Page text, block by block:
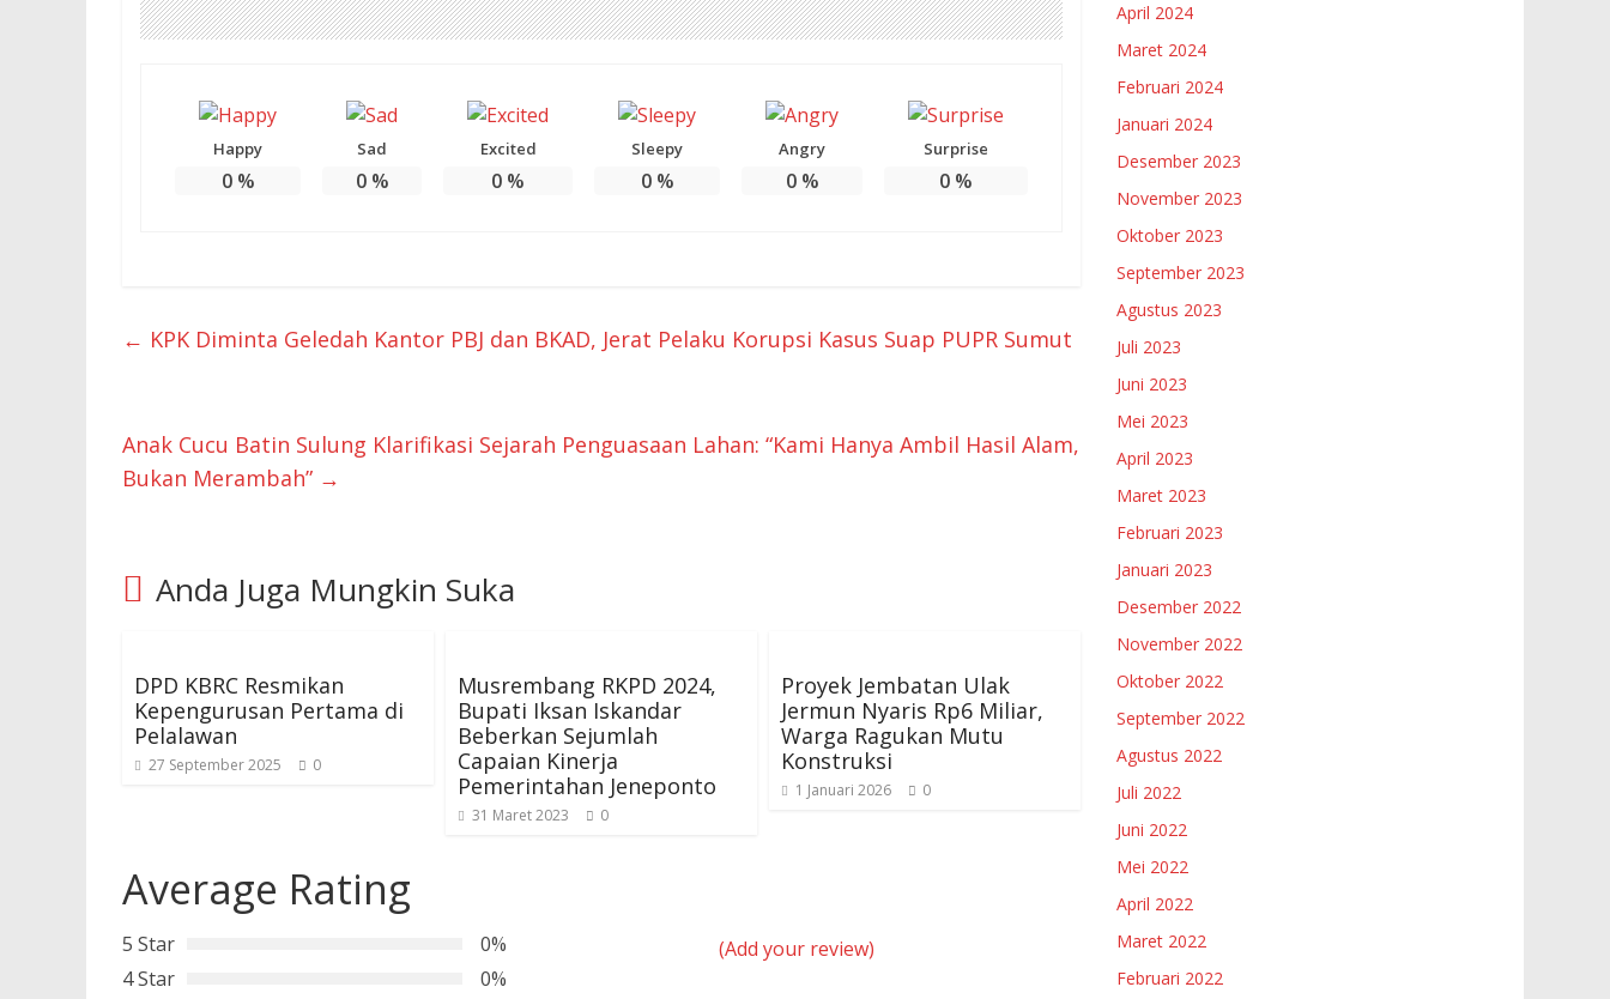
Happy
0%
Sad
0%
Excited
0 %
Sleepy
0%
Angry
0%
Surprise
0 %
← KPK Diminta Geledah Kantor PBJ dan BKAD, Jerat Pelaku Korupsi Kasus Suap PUPR Sumut
Anak Cucu Batin Sulung Klarifikasi Sejarah Penguasaan Lahan: “Kami Hanya Ambil Hasil Alam,
Bukan Merambah” →
Anda Juga Mungkin Suka
DPD KBRC Resmikan
Kepengurusan Pertama di
Pelalawan
27 September 2025 0
Musrembang RKPD 2024,
Bupati Iksan Iskandar
Beberkan Sejumlah
Capaian Kinerja
Pemerintahan Jeneponto
31 Maret 2023 0
Proyek Jembatan Ulak
Jermun Nyaris Rp6 Miliar,
Warga Ragukan Mutu
Konstruksi
1 Januari 2026 0
Average Rating
5 Star
0%
4 Star
0%
(Add your review)
April 2024
Maret 2024
Februari 2024
Januari 2024
Desember 2023
November 2023
Oktober 2023
September 2023
Agustus 2023
Juli 2023
Juni 2023
Mei 2023
April 2023
Maret 2023
Februari 2023
Januari 2023
Desember 2022
November 2022
Oktober 2022
September 2022
Agustus 2022
Juli 2022
Juni 2022
Mei 2022
April 2022
Maret 2022
Februari 2022